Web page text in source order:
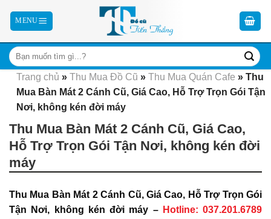
Trang chủ » Thu Mua Đồ Cũ » Thu Mua Quán Cafe » Thu
Mua Bàn Mát 2 Cánh Cũ, Giá Cao, Hỗ Trợ Trọn Gói Tận
Nơi, không kén đời máy
Thu Mua Bàn Mát 2 Cánh Cũ, Giá Cao,
Hỗ Trợ Trọn Gói Tận Nơi, không kén đời
máy
Thu Mua Bàn Mát 2 Cánh Cũ, Giá Cao, Hỗ Trợ Trọn Gói
Tận Nơi, không kén đời máy – Hotline: 037.201.6789